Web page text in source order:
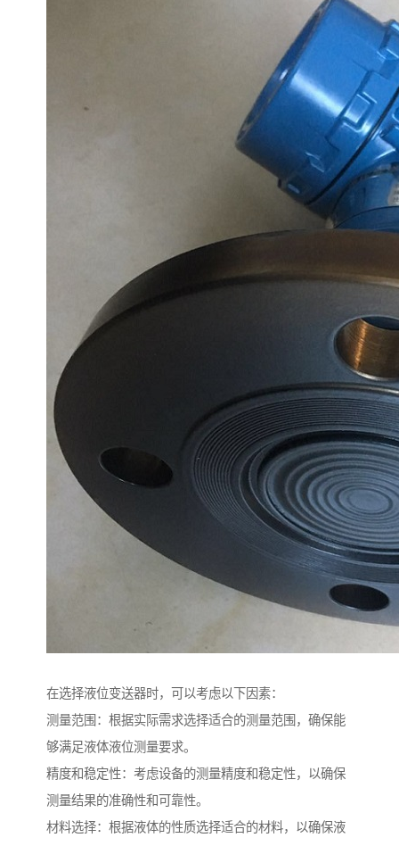
在选择液位变送器时，可以考虑以下因素：
测量范围：根据实际需求选择适合的测量范围，确保能
够满足液体液位测量要求。
精度和稳定性：考虑设备的测量精度和稳定性，以确保
测量结果的准确性和可靠性。
材料选择：根据液体的性质选择适合的材料，以确保液